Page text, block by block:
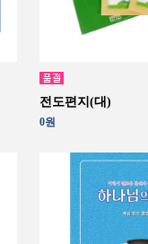
전도편지(대)
0원